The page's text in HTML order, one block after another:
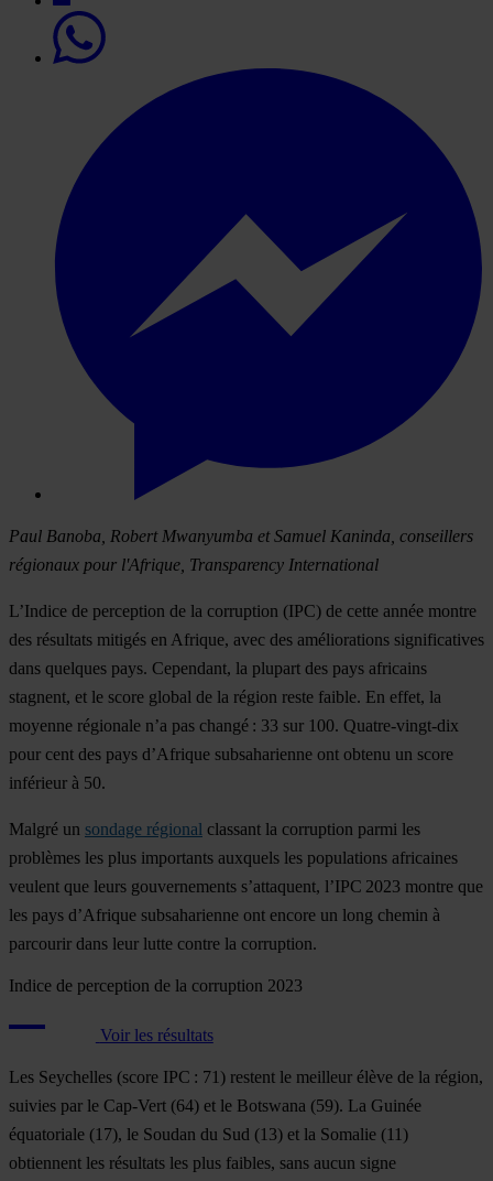
Paul Banoba, Robert Mwanyumba et Samuel Kaninda, conseillers
régionaux pour l'Afrique, Transparency International
L’Indice de perception de la corruption (IPC) de cette année montre
des résultats mitigés en Afrique, avec des améliorations significatives
dans quelques pays. Cependant, la plupart des pays africains
stagnent, et le score global de la région reste faible. En effet, la
moyenne régionale n’a pas changé : 33 sur 100. Quatre-vingt-dix
pour cent des pays d’Afrique subsaharienne ont obtenu un score
inférieur à 50.
Malgré un sondage régional classant la corruption parmi les
problèmes les plus importants auxquels les populations africaines
veulent que leurs gouvernements s’attaquent, l’IPC 2023 montre que
les pays d’Afrique subsaharienne ont encore un long chemin à
parcourir dans leur lutte contre la corruption.
Indice de perception de la corruption 2023
Voir les résultats
Les Seychelles (score IPC : 71) restent le meilleur élève de la région,
suivies par le Cap-Vert (64) et le Botswana (59). La Guinée
équatoriale (17), le Soudan du Sud (13) et la Somalie (11)
obtiennent les résultats les plus faibles, sans aucun signe